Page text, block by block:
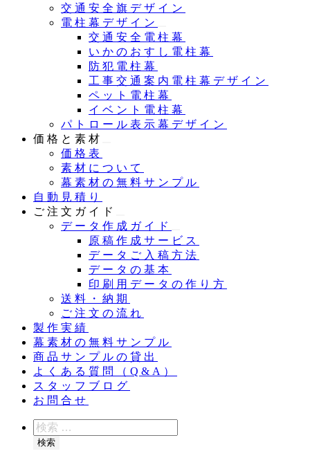
交通安全旗デザイン
電柱幕デザイン
交通安全電柱幕
いかのおすし電柱幕
防犯電柱幕
工事交通案内電柱幕デザイン
ペット電柱幕
イベント電柱幕
パトロール表示幕デザイン
価格と素材
価格表
素材について
幕素材の無料サンプル
自動見積り
ご注文ガイド
データ作成ガイド
原稿作成サービス
データご入稿方法
データの基本
印刷用データの作り方
送料・納期
ご注文の流れ
製作実績
幕素材の無料サンプル
商品サンプルの貸出
よくある質問（Q&A）
スタッフブログ
お問合せ
検
索
検索